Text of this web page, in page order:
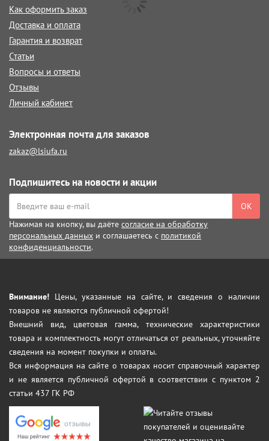
Как оформить заказ
Доставка и оплата
Гарантия и возврат
Статьи
Вопросы и ответы
Отзывы
Личный кабинет
Электронная почта для заказов
zakaz@lsiufa.ru
Подпишитесь на новости и акции
ОК
Нажимая на кнопку, вы даёте согласие на обработку
персональных данных и соглашаетесь с политикой
конфиденциальности.
Внимание! Цены, указанные на сайте, и сведения о наличии
товаров не являются публичной офертой!
Внешний вид, цветовая гамма, технические характеристики
товара и комплектность могут отличаться от реальных, уточняйте
сведения на момент покупки и оплаты.
Вся информация на сайте о товарах носит справочный характер
и не является публичной офертой в соответствии с пунктом 2
статьи 437 ГК РФ